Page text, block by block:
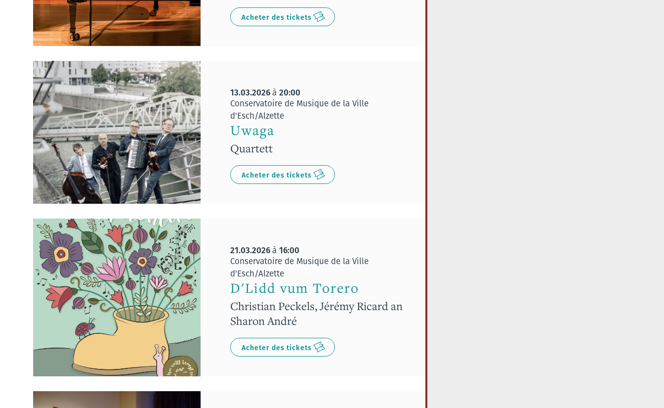
Acheter des tickets
13.03.2026à 20:00
Conservatoire de Musique de la Ville
d'Esch/Alzette
Uwaga
Quartett
Acheter des tickets
21.03.2026à 16:00
Conservatoire de Musique de la Ville
d'Esch/Alzette
D'Lidd vum Torero
Christian Peckels, Jérémy Ricard an
Sharon André
Acheter des tickets